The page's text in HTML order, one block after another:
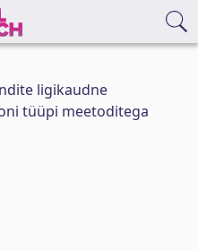
ligikaudne
tüüpi meetoditega